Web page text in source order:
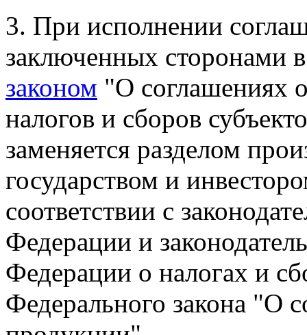
3. При исполнении
заключенных сторонами
законом "О соглашениях
налогов и сборов
заменяется разделом
государством и
соответствии с
Федерации и
Федерации о налогах и
Федерального закона "О